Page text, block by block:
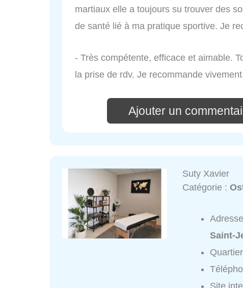
martiaux elle a toujours su trouver des
de santé lié à ma pratique sportive. Je
- Très compétente, efficace et aimable.
la prise de rdv. Je recommande
Ajouter un
Suty Xavier
Catégorie :
Saint-